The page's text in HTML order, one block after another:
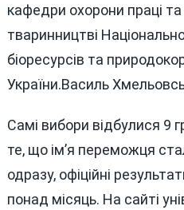
кафедри охорони праці та
тваринництві
біоресурсів та
України.Василь
Самі вибори відбулися 9
те, що ім’я переможця
одразу, офіційні
понад місяць. На сайті